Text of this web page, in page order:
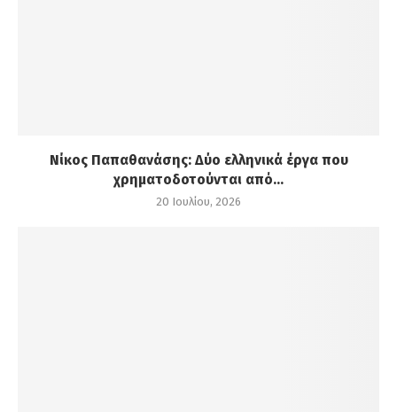
Νίκος Παπαθανάσης: Δύο ελληνικά έργα που
χρηματοδοτούνται από...
20 Ιουλίου, 2026